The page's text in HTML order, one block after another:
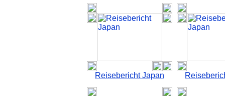
Reisebericht Japan